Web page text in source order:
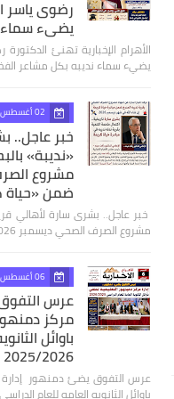
رضوى ياسر
يضيء سماء
الأهرام الإخبارية تهنئ
يضيء سماء نديبه بكل مشاعر
02 أغسطس 2026
خبر عاجل..
«نديبة»
ضمن «حياة
خبر عاجل.. بشرى سارة لأهالي
مشروع الصرف الصحي ديسمبر 2026 ضمن «حياة كريمة» بقلم…
06 أغسطس 2026
عرس
مركز
باوائل
2025/2026
عرس التفوق يضئ دمنهور إدارة
باوائل الثانويه العامه للعام الدراسي 2025/2026 بقلم الإعلامي…